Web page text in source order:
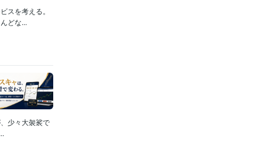
スを考える。
どな...
少々大袈裟で